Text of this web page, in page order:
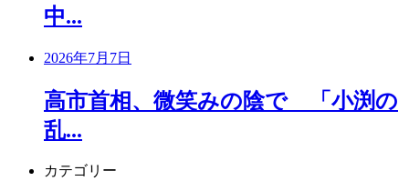
中...
2026年7月7日
高市首相、微笑みの陰で 「小渕の
乱...
カテゴリー